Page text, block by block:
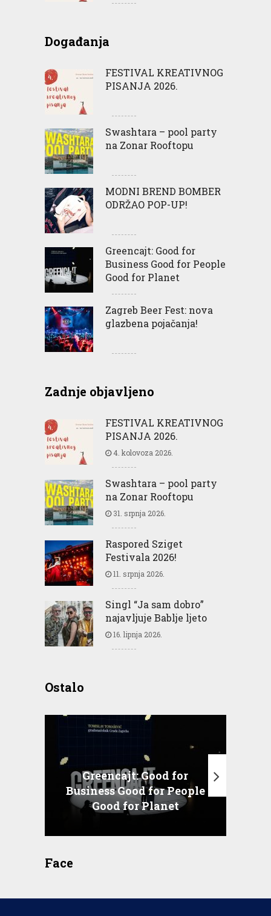
Događanja
FESTIVAL KREATIVNOG
PISANJA 2026.
Swashtara – pool party
na Zonar Rooftopu
MODNI BREND BOMBER
ODRŽAO POP-UP!
Greencajt: Good for
Business Good for People
Good for Planet
Zagreb Beer Fest: nova
glazbena pojačanja!
Zadnje objavljeno
FESTIVAL KREATIVNOG
PISANJA 2026.
4. kolovoza 2026.
Swashtara – pool party
na Zonar Rooftopu
31. srpnja 2026.
Raspored Sziget
Festivala 2026!
11. srpnja 2026.
Singl “Ja sam dobro”
najavljuje Bablje ljeto
16. lipnja 2026.
Ostalo
Greencajt: Good for
Business Good for People
Good for Planet
Face